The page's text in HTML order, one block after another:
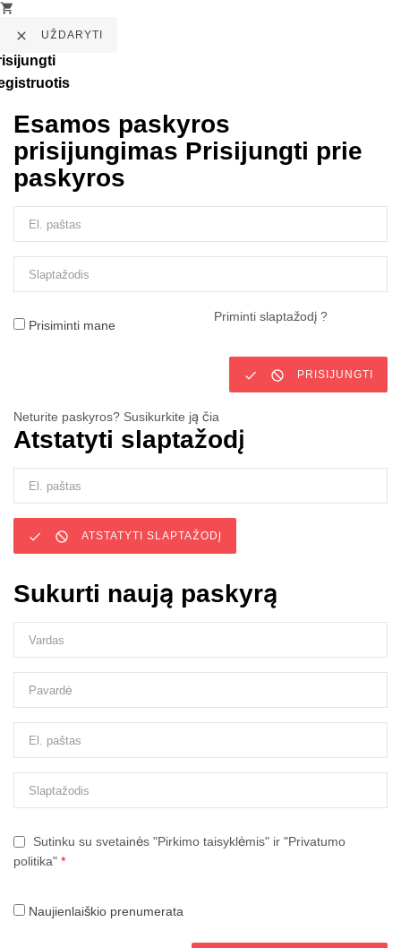


UŽDARYTI
Esamos paskyros
prisijungimas Prisijungti prie
paskyros
Prisiminti mane
Priminti slaptažodį ?
  PRISIJUNGTI
Neturite paskyros? Susikurkite ją čia
Atstatyti slaptažodį
  ATSTATYTI SLAPTAŽODĮ
Sukurti naują paskyrą
Sutinku su svetainės "Pirkimo taisyklėmis" ir "Privatumo
politika" *
Naujienlaiškio prenumerata